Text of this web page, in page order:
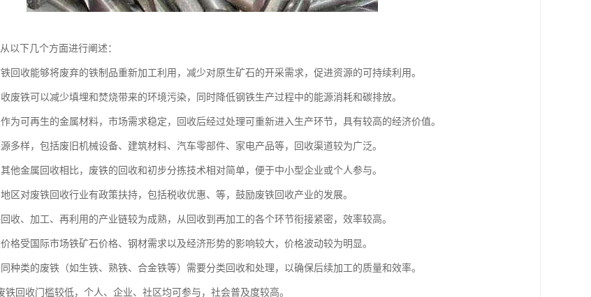
以下几个方面进行阐述：
回收能够将废弃的铁制品重新加工利用，减少对原生矿石的开采需求，促进资源的可持续利用。
废铁可以减少填埋和焚烧带来的环境污染，同时降低钢铁生产过程中的能源消耗和碳排放。
为可再生的金属材料，市场需求稳定，回收后经过处理可重新进入生产环节，具有较高的经济价值。
多样，包括废旧机械设备、建筑材料、汽车零部件、家电产品等，回收渠道较为广泛。
他金属回收相比，废铁的回收和初步分拣技术相对简单，便于中小型企业或个人参与。
区对废铁回收行业有政策扶持，包括税收优惠、等，鼓励废铁回收产业的发展。
收、加工、再利用的产业链较为成熟，从回收到再加工的各个环节衔接紧密，效率较高。
格受国际市场铁矿石价格、钢材需求以及经济形势的影响较大，价格波动较为明显。
种类的废铁（如生铁、熟铁、合金铁等）需要分类回收和处理，以确保后续加工的质量和效率。
铁回收门槛较低，个人、企业、社区均可参与，社会普及度较高。